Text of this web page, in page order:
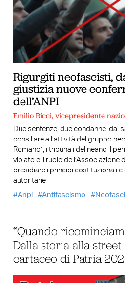
Rigurgiti neofascisti,
giustizia nuove
dell’ANPI
Emilio Ricci, vicepresidente
Due sentenze, due condanne: dai
consiliare all’attività del gruppo
Romano”, i tribunali delineano il
violato e il ruolo dell’Associazione
presidiare i principi costituzionali
autoritarie
Anpi
Antifascismo
“Quando
Dalla storia alla street
cartaceo di Patria